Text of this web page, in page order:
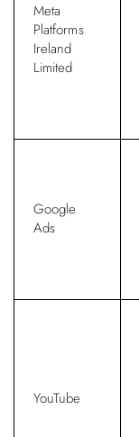
Meta
Platforms
Ireland
Limited
Google
Ads
YouTube